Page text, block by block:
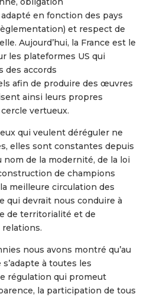
en fonction des pays
et respect de
Aujourd’hui, la France est le
les plateformes US qui
des accords
afin de produire des œuvres
ainsi leurs propres
cercle vertueux.
qui veulent déréguler ne
elles sont constantes depuis
nom de la modernité, de la loi
de champions
meilleure circulation des
qui devrait nous conduire à
de territorialité et de
nous avons montré qu’au
à toutes les
régulation qui promeut
la participation de tous